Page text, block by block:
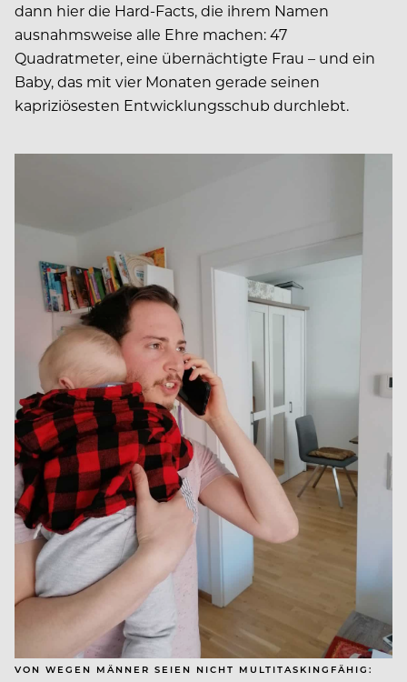
dann hier die Hard-Facts, die ihrem Namen
ausnahmsweise alle Ehre machen: 47
Quadratmeter, eine übernächtigte Frau – und ein
Baby, das mit vier Monaten gerade seinen
kapriziösesten Entwicklungsschub durchlebt.
VON WEGEN MÄNNER SEIEN NICHT MULTITASKINGFÄHIG: